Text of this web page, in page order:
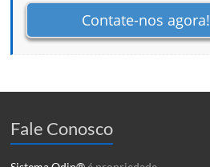
Contate-nos agora!
Fale Conosco